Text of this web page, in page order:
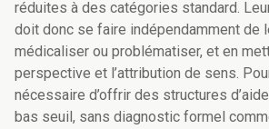
réduites à des catégories standard.
doit donc se faire indépendamment de
médicaliser ou problématiser, et en
perspective et l’attribution de sens.
nécessaire d’offrir des structures
bas seuil, sans diagnostic formel